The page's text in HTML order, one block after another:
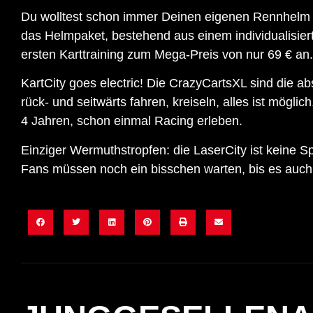
Du wolltest schon immer Deinen eigenen
das Helmpaket, bestehend aus einem
ersten Karttraining zum Mega-Preis von nur 69 € an.
KartCity goes electric! Die CrazyCartsXL sind die
rück- und seitwärts fahren, kreiseln, alles ist
4 Jahren, schon einmal Racing erleben.
Einziger Wermuthstropfen: die LaserCity ist keine
Fans müssen noch ein bisschen warten, bis es